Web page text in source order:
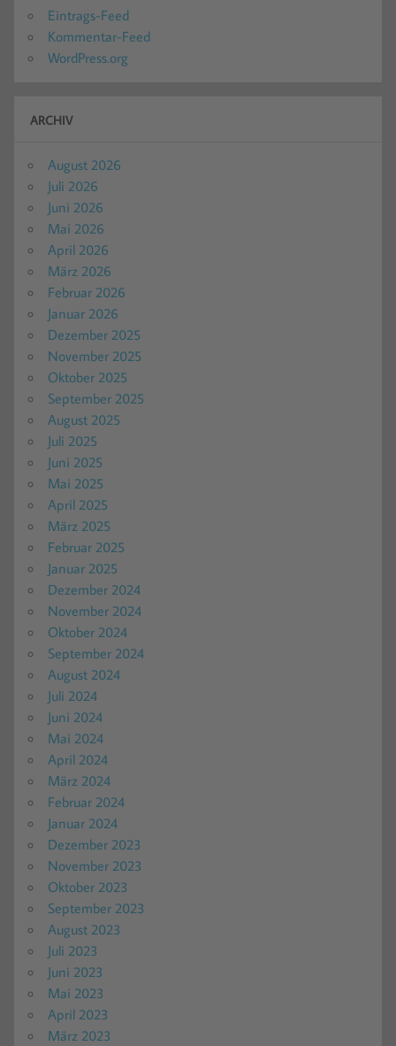
Eintrags-Feed
Kommentar-Feed
WordPress.org
ARCHIV
August 2026
Juli 2026
Juni 2026
Mai 2026
April 2026
März 2026
Februar 2026
Januar 2026
Dezember 2025
November 2025
Oktober 2025
September 2025
August 2025
Juli 2025
Juni 2025
Mai 2025
April 2025
März 2025
Februar 2025
Januar 2025
Dezember 2024
November 2024
Oktober 2024
September 2024
August 2024
Juli 2024
Juni 2024
Mai 2024
April 2024
März 2024
Februar 2024
Januar 2024
Dezember 2023
November 2023
Oktober 2023
September 2023
August 2023
Juli 2023
Juni 2023
Mai 2023
April 2023
März 2023